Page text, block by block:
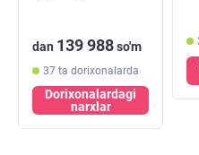
tabletka)
dan 139 988so'm
37 ta dorixonalarda
Dorixonalardagi
narxlar